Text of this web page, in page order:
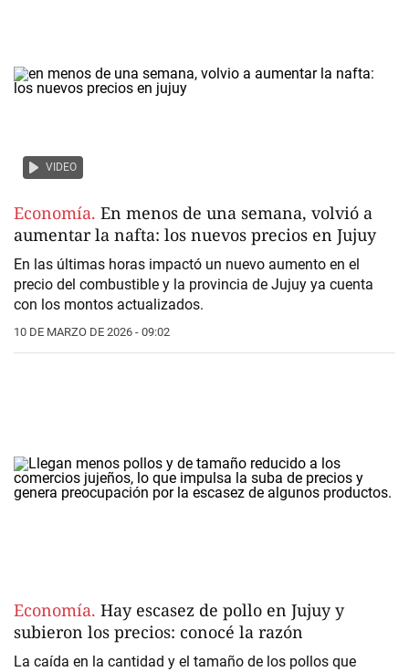
VIDEO
Economía. En menos de una semana, volvió a
aumentar la nafta: los nuevos precios en Jujuy
En las últimas horas impactó un nuevo aumento en el
precio del combustible y la provincia de Jujuy ya cuenta
con los montos actualizados.
10 DE MARZO DE 2026 - 09:02
Economía. Hay escasez de pollo en Jujuy y
subieron los precios: conocé la razón
La caída en la cantidad y el tamaño de los pollos que